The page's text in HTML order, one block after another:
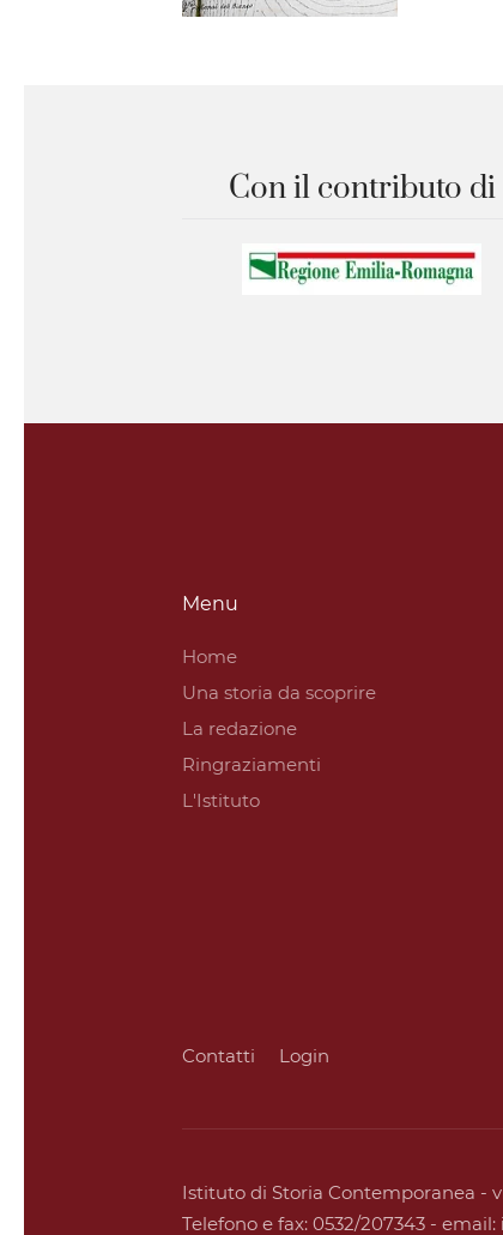
Con il contributo di
Menu
Home
Una storia da scoprire
La redazione
Ringraziamenti
L'Istituto
Contatti Login
Istituto di Storia Contemporanea -
Telefono e fax: 0532/207343 - email: